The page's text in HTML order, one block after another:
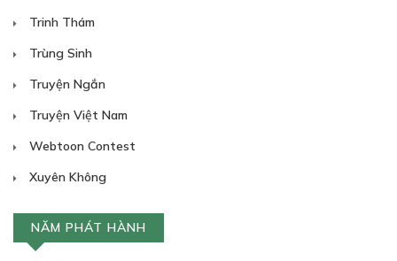
Trinh Thám
Trùng Sinh
Truyện Ngắn
Truyện Việt Nam
Webtoon Contest
Xuyên Không
NĂM PHÁT HÀNH